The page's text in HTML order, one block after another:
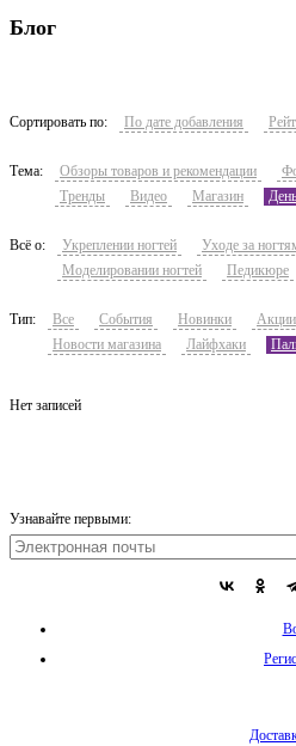
Блог
Сортировать по: По дате добавления
Тема: Обзоры товаров и рекомендации
Тренды
Видео Магазин
Всё о: Укреплении ногтей Уходе за
Моделировании ногтей
Педикюре
Тип: Все События Новинки Акции
Новости магазина
Лайфхаки
Нет записей
Узнавайте первыми: